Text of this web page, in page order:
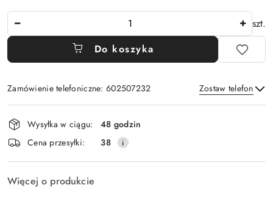
szt.
Do koszyka
Zamówienie telefoniczne: 602507232 Zostaw telefon
Wyślij
Dostępność
i
dostawa
Wysyłka w ciągu:
48 godzin
Cena przesyłki:
38
Więcej o produkcie